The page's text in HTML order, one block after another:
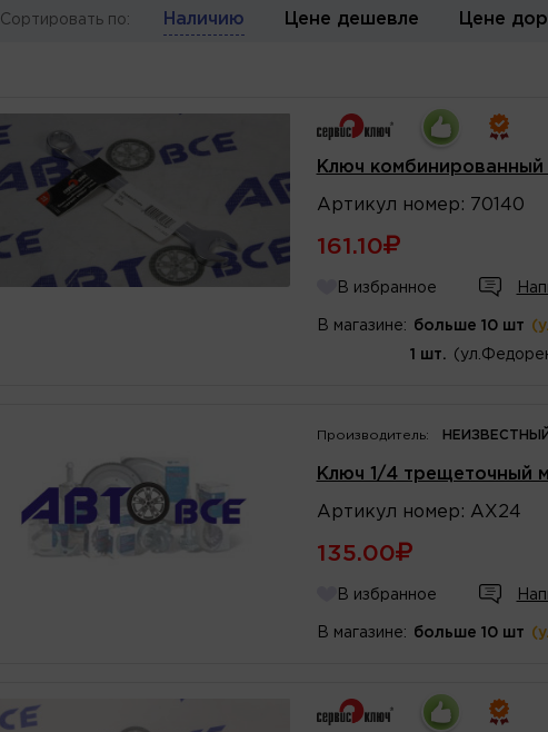
Сортировать по: Наличию Цене дешевле Цене
Ключ
Артикул номер : 70140
161.10
В избранное
В магазине: больше 10 шт
1 шт.
Производитель: НЕИЗВЕСТНЫЙ
Ключ 1/4 трещеточный
Артикул номер : AX24
135.00
В избранное
В магазине: больше 10 шт